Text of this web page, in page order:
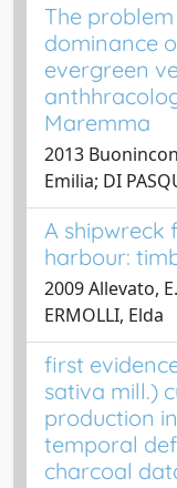
The
dominance
evergreen
Maremma
2013
Emilia; DI
A shipwreck
harbour:
2009 Allevato,
ERMOLLI, Elda
first
sativa mill.)
production
temporal
charcoal